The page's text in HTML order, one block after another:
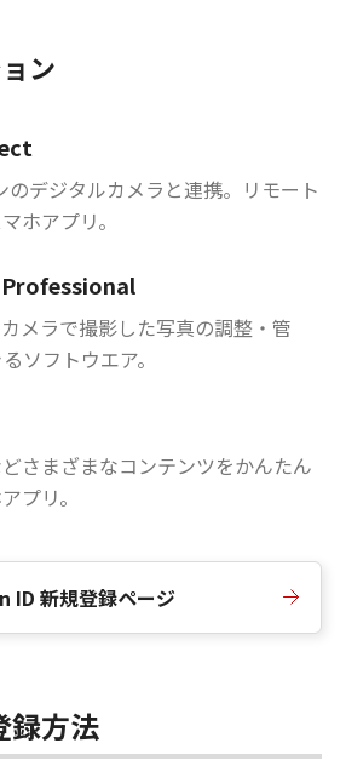
ン
デジタルカメラと連携。リモート
ホアプリ。
メラで撮影した写真の調整・管
ソフトウエア。
さまざまなコンテンツをかんたん
プリ。
ID 新規登録ページ
録方法